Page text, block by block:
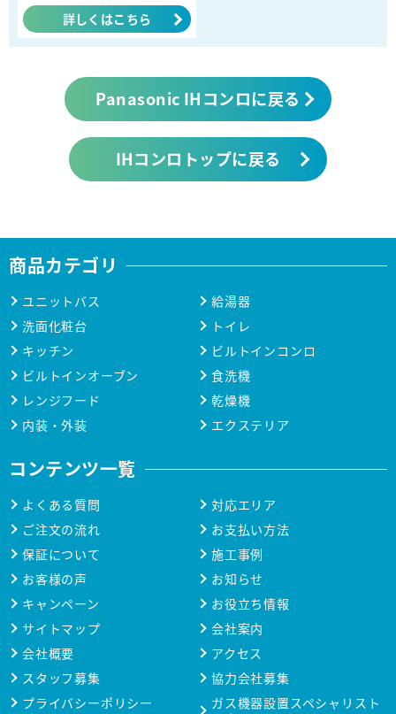
詳しくはこちら
Panasonic IHコンロに戻る
IHコンロトップに戻る
商品カテゴリ
ユニットバス
給湯器
洗面化粧台
トイレ
キッチン
ビルトインコンロ
ビルトインオーブン
食洗機
レンジフード
乾燥機
内装・外装
エクステリア
コンテンツ一覧
よくある質問
対応エリア
ご注文の流れ
お支払い方法
保証について
施工事例
お客様の声
お知らせ
キャンペーン
お役立ち情報
サイトマップ
会社案内
会社概要
アクセス
スタッフ募集
協力会社募集
プライバシーポリシー
ガス機器設置スペシャリスト